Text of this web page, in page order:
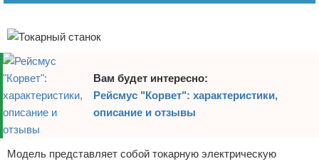
Вам будет интересно:
Рейсмус "Корвет": характеристики,
описание и отзывы
Модель представляет собой токарную электрическую